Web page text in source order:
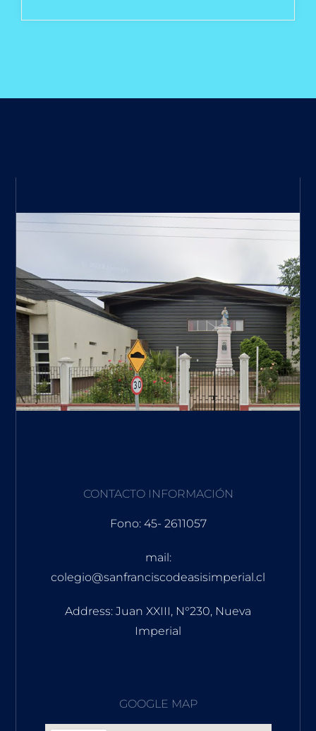
CONTACTO INFORMACIÓN
Fono: 45- 2611057
mail:
colegio@sanfranciscodeasisimperial.cl
Address: Juan XXIII, N°230, Nueva
Imperial
GOOGLE MAP